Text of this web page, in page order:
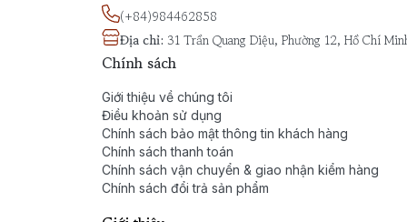
(+84)984462858
Địa chỉ: 31 Trần Quang Diệu, Phường 12, Hồ Chí
Chính sách
Giới thiệu về chúng tôi
Điều khoản sử dụng
Chính sách bảo mật thông tin khách hàng
Chính sách thanh toán
Chính sách vận chuyển & giao nhận kiểm hàng
Chính sách đổi trả sản phẩm